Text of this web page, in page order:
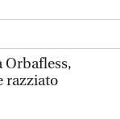
Orbafless,
razziato